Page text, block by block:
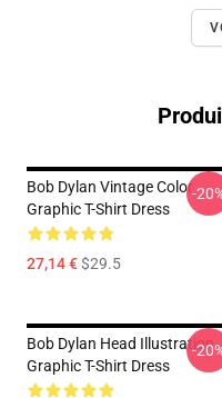
Bob Dylan Vintage Color
Graphic T-Shirt Dress
27,14 €$29.5
-
Bob Dylan Head Illustration
Graphic T-Shirt Dress
-